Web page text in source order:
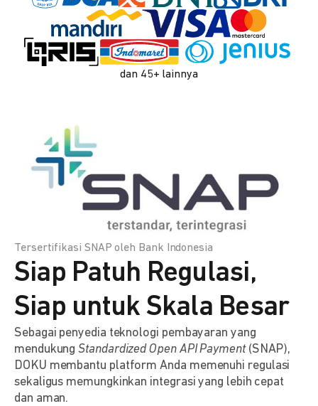
dan 45+ lainnya
Tersertifikasi SNAP oleh Bank Indonesia
Siap Patuh Regulasi,
Siap untuk Skala Besar
Sebagai penyedia teknologi pembayaran yang
mendukungStandardized Open API Payment(SNAP),
DOKU membantu platform Anda memenuhi regulasi
sekaligus memungkinkan integrasi yang lebih cepat
dan aman.